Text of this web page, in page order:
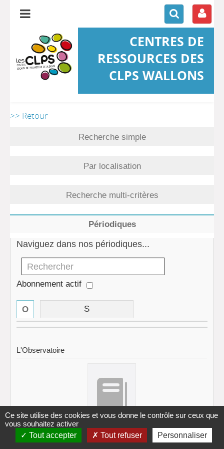
CENTRES DE
RESSOURCES DES
CLPS WALLONS
>> Retour
Recherche simple
Par localisation
Recherche multi-critères
Périodiques
Naviguez dans nos périodiques...
Rechercher un périodique
Abonnement actif
O S
L'Observatoire
Lien vers la notice
Ce site utilise des cookies et vous donne le contrôle sur ceux que
vous souhaitez activer
Tout accepter
Tout refuser Personnaliser